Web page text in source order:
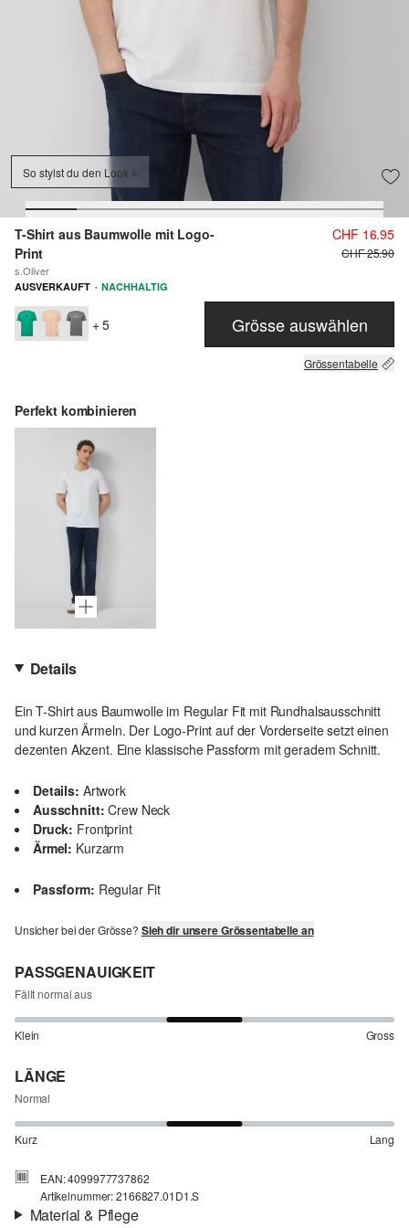
So stylst du den Look
T-Shirt aus Baumwolle mit Logo-
Print
s.Oliver
CHF 16.95
CHF 25.90
AUSVERKAUFT · NACHHALTIG
+ 5 Grösse auswählen
Grössentabelle
Perfekt kombinieren
Details
Ein T-Shirt aus Baumwolle im Regular Fit mit Rundhalsausschnitt
und kurzen Ärmeln. Der Logo-Print auf der Vorderseite setzt einen
dezenten Akzent. Eine klassische Passform mit geradem Schnitt.
Details: Artwork
Ausschnitt: Crew Neck
Druck: Frontprint
Ärmel: Kurzarm
Passform: Regular Fit
Unsicher bei der Grösse? Sieh dir unsere Grössentabelle an
PASSGENAUIGKEIT
Fällt normal aus
Klein Gross
LÄNGE
Normal
Kurz Lang
EAN: 4099977737862
Artikelnummer: 2166827.01D1.S
Material & Pflege